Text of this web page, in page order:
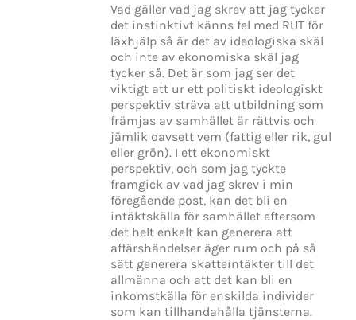
Vad gäller vad jag skrev att jag tycker
det instinktivt känns fel med RUT för
läxhjälp så är det av ideologiska skäl
och inte av ekonomiska skäl jag
tycker så. Det är som jag ser det
viktigt att ur ett politiskt ideologiskt
perspektiv sträva att utbildning som
främjas av samhället är rättvis och
jämlik oavsett vem (fattig eller rik, gul
eller grön). I ett ekonomiskt
perspektiv, och som jag tyckte
framgick av vad jag skrev i min
föregående post, kan det bli en
intäktskälla för samhället eftersom
det helt enkelt kan generera att
affärshändelser äger rum och på så
sätt generera skatteintäkter till det
allmänna och att det kan bli en
inkomstkälla för enskilda individer
som kan tillhandahålla tjänsterna.